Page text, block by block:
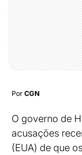
Por CGN
O governo de
acusações
(EUA) de que